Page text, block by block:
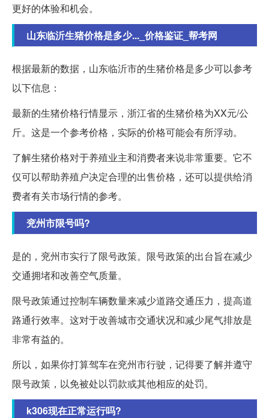
更好的体验和机会。
山东临沂生猪价格是多少..._价格鉴证_帮考网
根据最新的数据，山东临沂市的生猪价格是多少可以参考
以下信息：
最新的生猪价格行情显示，浙江省的生猪价格为XX元/公
斤。这是一个参考价格，实际的价格可能会有所浮动。
了解生猪价格对于养殖业主和消费者来说非常重要。它不
仅可以帮助养殖户决定合理的出售价格，还可以提供给消
费者有关市场行情的参考。
兖州市限号吗?
是的，兖州市实行了限号政策。限号政策的出台旨在减少
交通拥堵和改善空气质量。
限号政策通过控制车辆数量来减少道路交通压力，提高道
路通行效率。这对于改善城市交通状况和减少尾气排放是
非常有益的。
所以，如果你打算驾车在兖州市行驶，记得要了解并遵守
限号政策，以免被处以罚款或其他相应的处罚。
k306现在正常运行吗?